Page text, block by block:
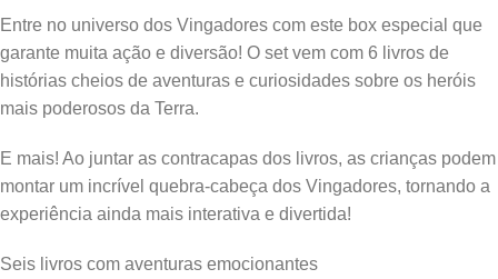
Entre no universo dos Vingadores com este box especial que
garante muita ação e diversão! O set vem com 6 livros de
histórias cheios de aventuras e curiosidades sobre os heróis
mais poderosos da Terra.
E mais! Ao juntar as contracapas dos livros, as crianças podem
montar um incrível quebra-cabeça dos Vingadores, tornando a
experiência ainda mais interativa e divertida!
Seis livros com aventuras emocionantes